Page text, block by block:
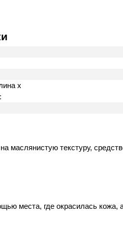
х
маслянистую текстуру,
места, где окрасилась кожа,